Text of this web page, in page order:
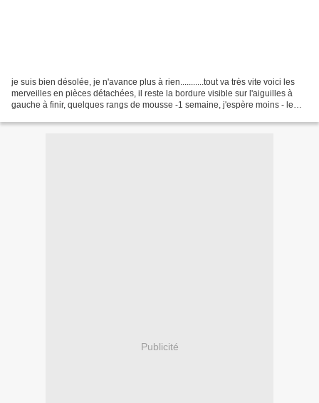
je suis bien désolée, je n'avance plus à rien...........tout va très vite voici les
merveilles en pièces détachées, il reste la bordure visible sur l'aiguilles à
gauche à finir, quelques rangs de mousse -1 semaine, j'espère moins - le
Publicité